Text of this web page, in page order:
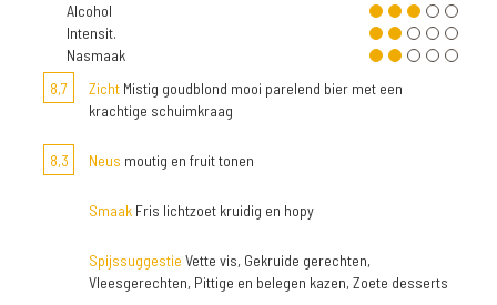
Alcohol
Intensit.
Nasmaak
8,7
Zicht Mistig goudblond mooi parelend bier met een
krachtige schuimkraag
8,3 Neus moutig en fruit tonen
Smaak Fris lichtzoet kruidig en hopy
Spijssuggestie Vette vis, Gekruide gerechten,
Vleesgerechten, Pittige en belegen kazen, Zoete desserts